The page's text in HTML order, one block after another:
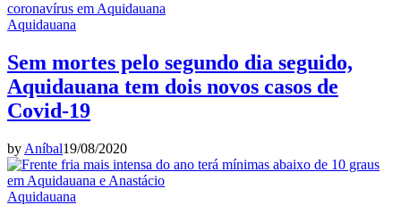
Aquidauana
Sem mortes pelo segundo dia seguido,
Aquidauana tem dois novos casos de
Covid-19
by Aníbal19/08/2020
Aquidauana